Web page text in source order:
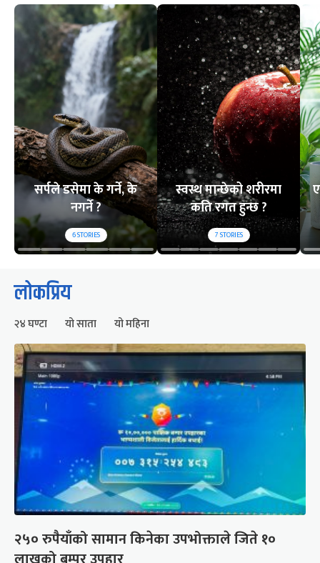
सर्पले डसेमा के गर्ने, के
नगर्ने ?
6STORIES
स्वस्थ मान्छेको शरीरमा
कति रगत हुन्छ ?
7STORIES
लोकप्रिय
२४ घण्टा यो साता यो महिना
२५० रुपैयाँको सामान किनेका उपभोक्ताले जिते १०